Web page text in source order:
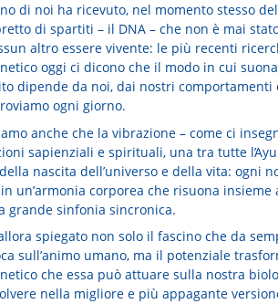
di noi ha ricevuto, nel momento stesso
di spartiti – il DNA – che non è mai
altro essere vivente: le più recenti
oggi ci dicono che il modo in cui
dipende da noi, dai nostri comportamenti
ogni giorno.
anche che la vibrazione – come ci
sapienziali e spirituali, una tra tutte
nascita dell’universo e della vita: ogni
un’armonia corporea che risuona insieme
grande sinfonia sincronica.
spiegato non solo il fascino che da
sull’animo umano, ma il potenziale
che essa può attuare sulla nostra
nella migliore e più appagante